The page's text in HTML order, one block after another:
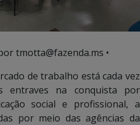
tmotta@fazenda.ms •
de trabalho está cada vez
entraves na conquista por
social e profissional, a
por meio das agências da